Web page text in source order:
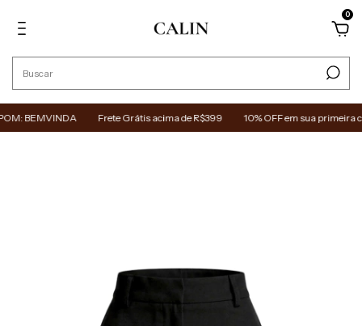
0
BEMVINDA Frete Grátis acima de R$399 10% OFF em sua primeira